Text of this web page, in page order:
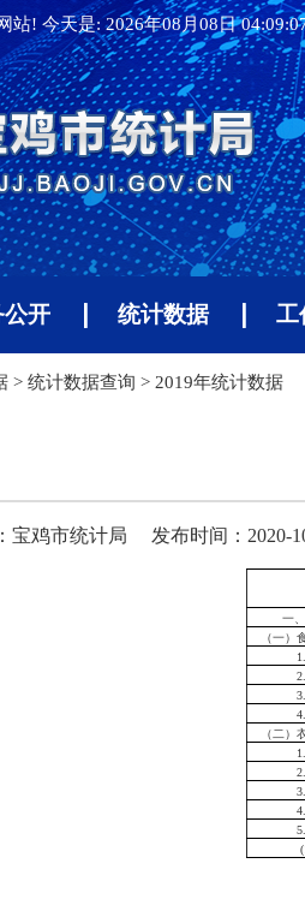
站! 今天是:2026年08月08日
开 统计数据 工
> 统计数据查询 > 2019年统计数据
宝鸡市统计局 发布时间：2020-
一、
（一）
（二）